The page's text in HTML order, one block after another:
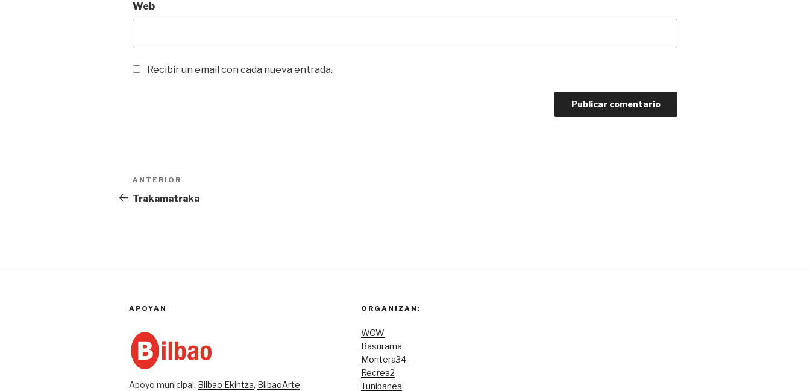
Web
Recibir un email con cada nueva entrada.
Navegación
de
Entrada
anterior:
ANTERIOR
Trakamatraka
APOYAN
Apoyo municipal: Bilbao Ekintza, BilbaoArte,
ORGANIZAN:
WOW
Basurama
Montera34
Recrea2
Tunipanea